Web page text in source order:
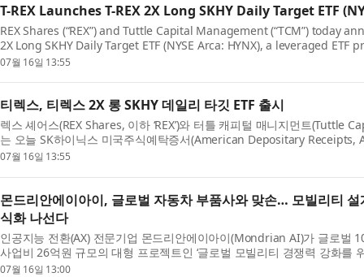
T-REX Launches T-REX 2X Long SKHY Daily Target ETF
REX Shares (“REX”) and Tuttle Capital Management (“TCM”) today
2X Long SKHY Daily Target ETF (NYSE Arca: HYNX), a leveraged
to the SK hynix American Depositary Receipts (ADRs) (...
07월 16일 13:55
티렉스, 티렉스 2X 롱 SKHY 데일리 타깃 ETF 출시
렉스 셰어스(REX Shares, 이하 ‘REX’)와 터틀 캐피털 매니지먼트(Tuttle
는 오늘 SK하이닉스 미국주식예탁증서(American Depositary Receipts,
익스포저를 제공하는 레버리지 ETF인 티렉스 2X 롱 SKHY...
07월 16일 13:55
몬드리안에이아이, 글로벌 자동차 부품사와 맞손… 모빌리티 설
식화 나선다
인공지능 전환(AX) 전문기업 몬드리안에이아이(Mondrian AI)가 글로벌
사업비 26억원 규모의 대형 프로젝트인 ‘글로벌 모빌리티 경쟁력 강화를
설계 의사결정 지원 시스템’ 개발 사업에 착수한다...
07월 16일 13:00